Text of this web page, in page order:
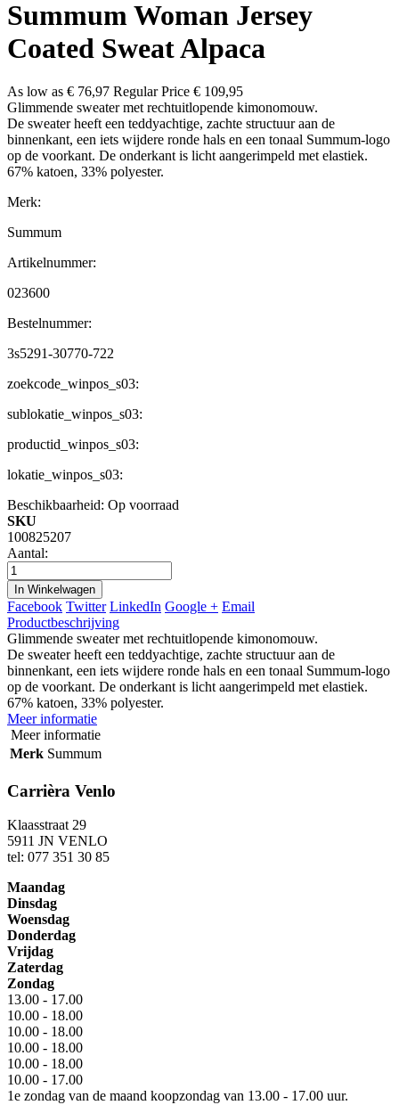
Summum Woman Jersey
Coated Sweat Alpaca
As low as € 76,97 Regular Price € 109,95
Glimmende sweater met rechtuitlopende kimonomouw.
De sweater heeft een teddyachtige, zachte structuur aan de
binnenkant, een iets wijdere ronde hals en een tonaal Summum-logo
op de voorkant. De onderkant is licht aangerimpeld met elastiek.
67% katoen, 33% polyester.
Merk:
Summum
Artikelnummer:
023600
Bestelnummer:
3s5291-30770-722
zoekcode_winpos_s03:
sublokatie_winpos_s03:
productid_winpos_s03:
lokatie_winpos_s03:
Beschikbaarheid: Op voorraad
SKU
100825207
Aantal:
In Winkelwagen
Facebook Twitter LinkedIn Google + Email
Productbeschrijving
Glimmende sweater met rechtuitlopende kimonomouw.
De sweater heeft een teddyachtige, zachte structuur aan de
binnenkant, een iets wijdere ronde hals en een tonaal Summum-logo
op de voorkant. De onderkant is licht aangerimpeld met elastiek.
67% katoen, 33% polyester.
Meer informatie
Meer informatie
Merk Summum
Carrièra Venlo
Klaasstraat 29
5911 JN VENLO
tel: 077 351 30 85
Maandag
Dinsdag
Woensdag
Donderdag
Vrijdag
Zaterdag
Zondag
13.00 - 17.00
10.00 - 18.00
10.00 - 18.00
10.00 - 18.00
10.00 - 18.00
10.00 - 17.00
1e zondag van de maand koopzondag van 13.00 - 17.00 uur.